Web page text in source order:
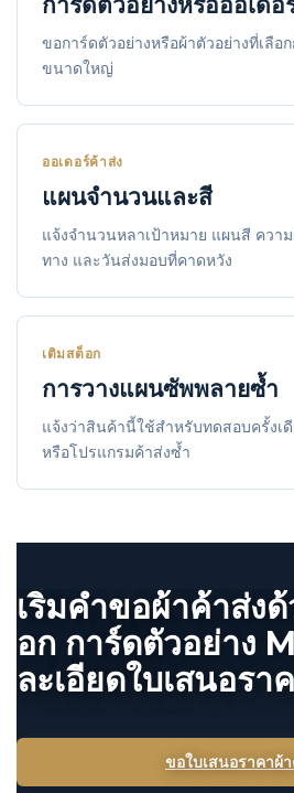
ขอการ์ดตัวอย่างหรือผ้าตัวอย่างที่เลือ
ขนาดใหญ่
ออเดอร์ค้าส่ง
แผนจำนวนและสี
แจ้งจำนวนหลาเป้าหมาย แผนสี ควา
ทาง และวันส่งมอบที่คาดหวัง
เติมสต็อก
การวางแผนซัพพลายซ้ำ
แจ้งว่าสินค้านี้ใช้สำหรับทดสอบครั้งเ
หรือโปรแกรมค้าส่งซ้ำ
เริ่มคำขอผ้าค้าส่ง
อก การ์ดตัวอย่าง
ละเอียดใบเสนอรา
ขอใบเสนอราคาผ้